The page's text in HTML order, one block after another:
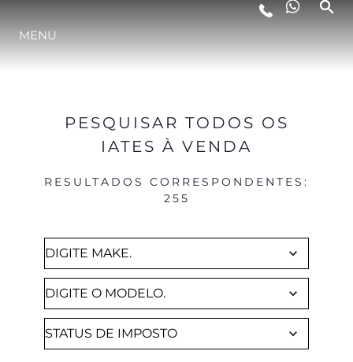
ESTILO DE VIDA
INOVAÇÃO
HERANÇA
VALUE YOUR BOAT
MENU
PESQUISAR TODOS OS
IATES À VENDA
RESULTADOS CORRESPONDENTES :
255